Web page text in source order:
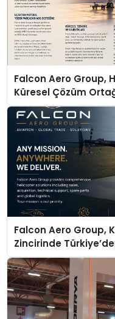
Falcon Aero Group,
Küresel Çözüm
Falcon Aero Group,
Zincirinde